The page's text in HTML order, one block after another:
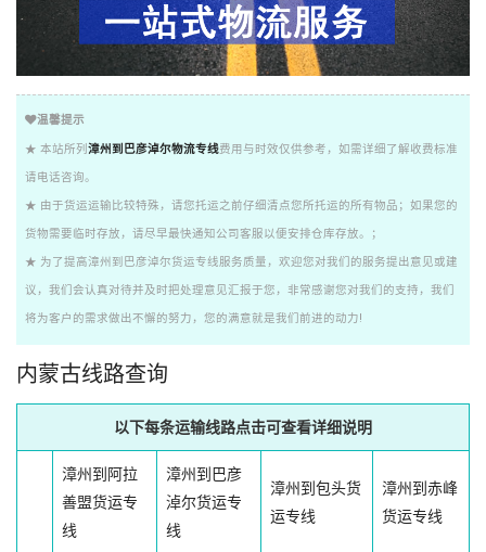
温馨提示
★ 本站所列 漳州到巴彦淖尔物流专线费用与时效仅供参考，如需详细了解收费标准
请电话咨询。
★ 由于货运运输比较特殊，请您托运之前仔细清点您所托运的所有物品；如果您的
货物需要临时存放，请尽早最快通知公司客服以便安排仓库存放。；
★ 为了提高漳州到巴彦淖尔货运专线服务质量，欢迎您对我们的服务提出意见或建
议，我们会认真对待并及时把处理意见汇报于您，非常感谢您对我们的支持，我们
将为客户的需求做出不懈的努力，您的满意就是我们前进的动力!
内蒙古线路查询
以下每条运输线路点击可查看详细说明
漳州到阿拉
善盟货运专
线
漳州到巴彦
淖尔货运专
线
漳州到包头货
运专线
漳州到赤峰
货运专线